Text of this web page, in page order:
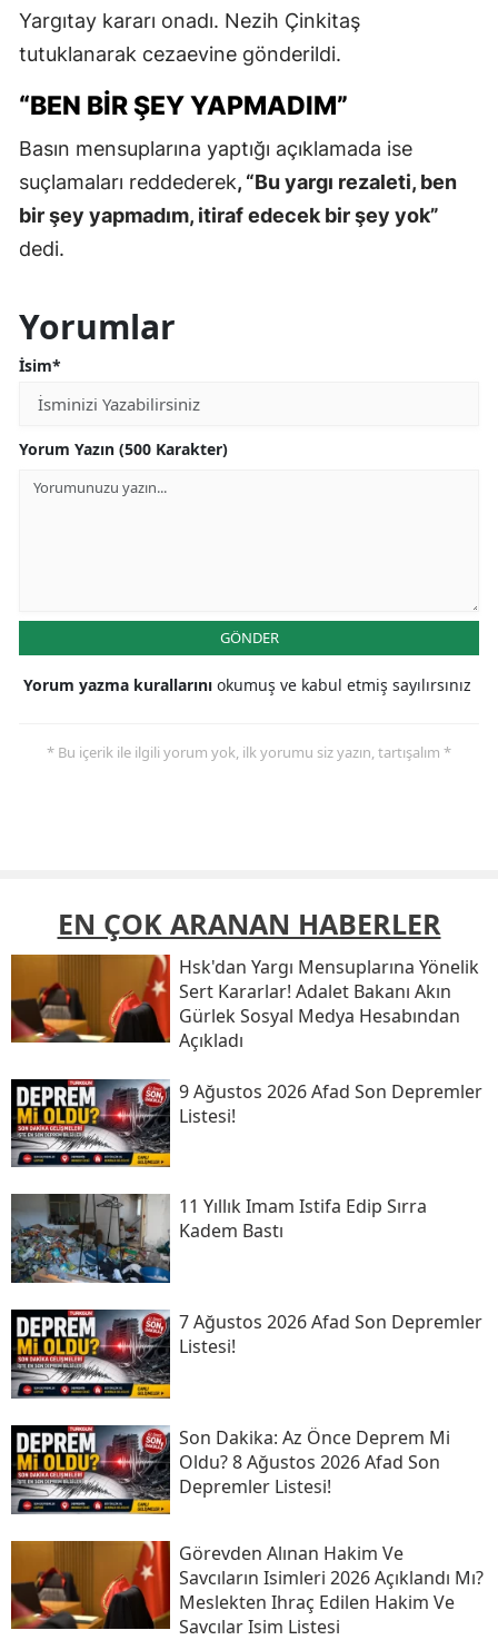
Yargıtay kararı onadı. Nezih Çinkitaş
tutuklanarak cezaevine gönderildi.
“BEN BİR ŞEY YAPMADIM”
Basın mensuplarına yaptığı açıklamada ise
suçlamaları reddederek, “Bu yargı rezaleti, ben
bir şey yapmadım, itiraf edecek bir şey yok”
dedi.
Yorumlar
İsim*
Yorum Yazın (500 Karakter)
GÖNDER
Yorum yazma kurallarını okumuş ve kabul etmiş sayılırsınız
* Bu içerik ile ilgili yorum yok, ilk yorumu siz yazın, tartışalım *
EN ÇOK ARANAN HABERLER
Hsk'dan Yargı Mensuplarına Yönelik
Sert Kararlar! Adalet Bakanı Akın
Gürlek Sosyal Medya Hesabından
Açıkladı
9 Ağustos 2026 Afad Son Depremler
Listesi!
11 Yıllık Imam Istifa Edip Sırra
Kadem Bastı
7 Ağustos 2026 Afad Son Depremler
Listesi!
Son Daki̇ka: Az Önce Deprem Mi
Oldu? 8 Ağustos 2026 Afad Son
Depremler Listesi!
Görevden Alınan Hakim Ve
Savcıların Isimleri 2026 Açıklandı Mı?
Meslekten Ihraç Edilen Hakim Ve
Savcılar Isim Listesi